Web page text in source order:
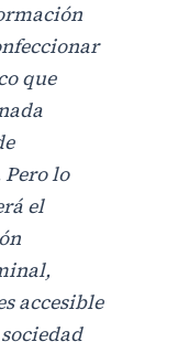
que
lo
el
accesible